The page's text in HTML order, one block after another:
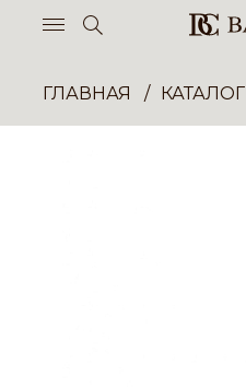
ГЛАВНАЯ КАТАЛОГ